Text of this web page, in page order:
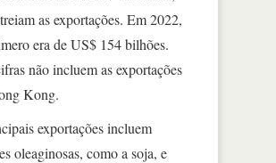
as exportações. Em 2022,
era de US$ 154 bilhões.
não incluem as exportações
Kong.
exportações incluem
oleaginosas, como a soja, e